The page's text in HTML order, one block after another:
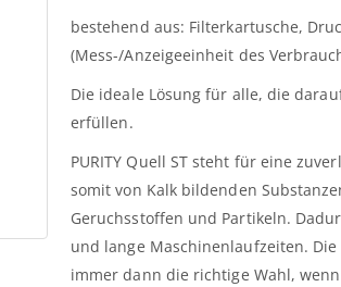
bestehend aus: Filterkartusche,
(Mess-/Anzeigeeinheit des
Die ideale Lösung für alle, die
erfüllen.
PURITY Quell ST steht für eine
somit von Kalk bildenden
Geruchsstoffen und Partikeln.
und lange Maschinenlaufzeiten. Die
immer dann die richtige Wahl,